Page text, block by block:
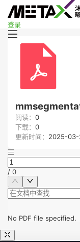
登录
阅读： 0
下载： 0
更新时间： 2025-03-
/ 0
No PDF file specified.